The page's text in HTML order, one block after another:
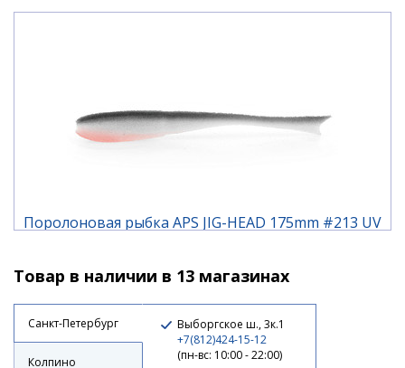
Поролоновая рыбка APS JIG-HEAD 175mm #213 UV
210 ₽
Товар в наличии в 13 магазинах
Санкт-Петербург
Колпино
Выборгское ш., 3к.1
+7(812)424-15-12
(пн-вс: 10:00 - 22:00)